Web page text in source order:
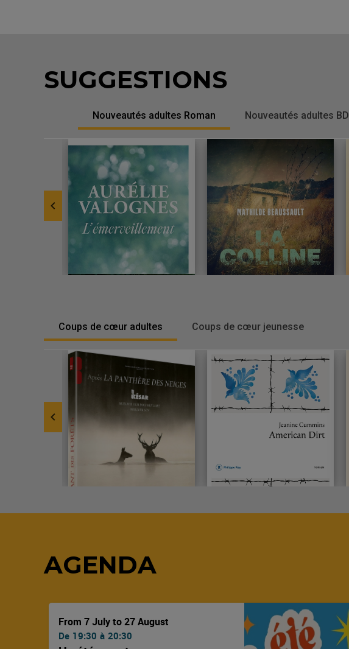
SUGGESTIONS
Nouveautés adultes Roman Nouveautés adultes BD
currently
focused
Coups de cœur adultes Coups de cœur jeunesse
focused
AGENDA
From 7 July to 27 August
De 19:30 à 20:30